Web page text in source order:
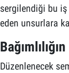
sergilendiği bu
eden unsurlara
Düzenlenecek